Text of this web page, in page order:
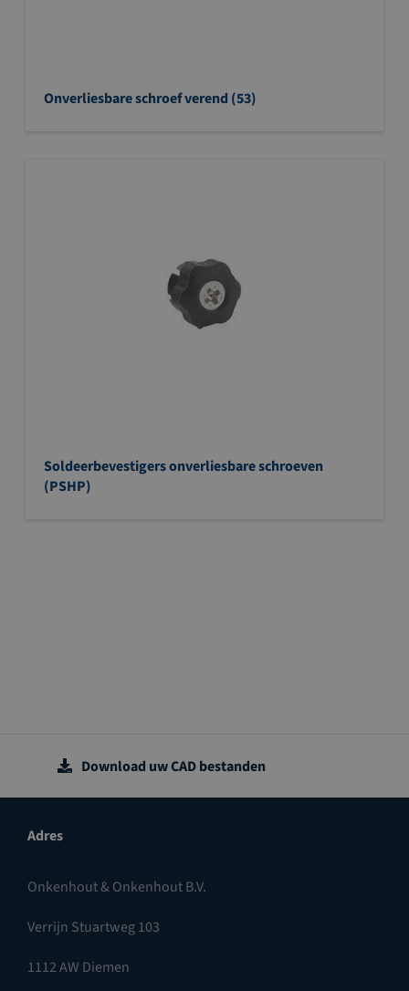
Onverliesbare schroef verend (53)
Soldeerbevestigers onverliesbare schroeven
(PSHP)
Download uw CAD bestanden
Adres
Onkenhout & Onkenhout B.V.
Verrijn Stuartweg 103
1112 AW Diemen